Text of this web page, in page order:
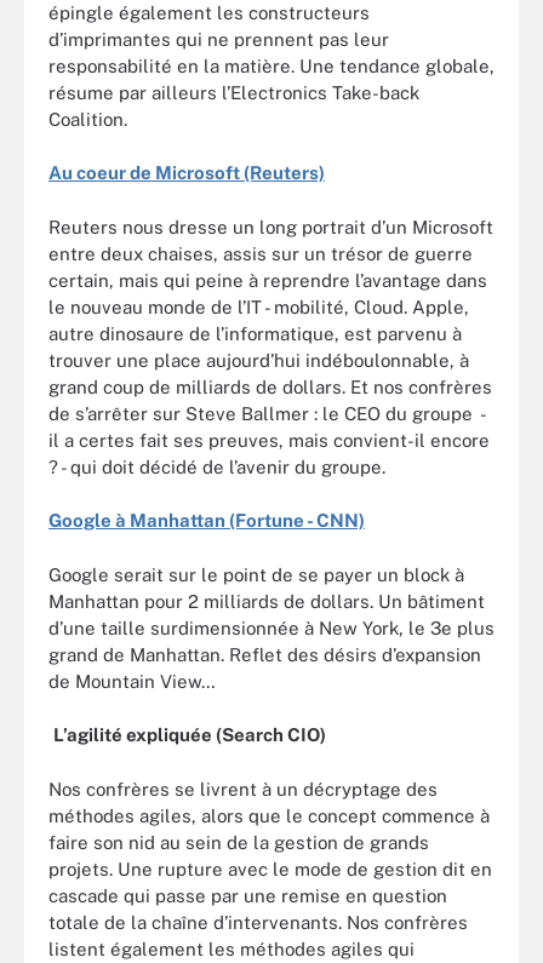
épingle également les constructeurs
d’imprimantes qui ne prennent pas leur
responsabilité en la matière. Une tendance globale,
résume par ailleurs l’Electronics Take-back
Coalition.
Au coeur de Microsoft (Reuters)
Reuters nous dresse un long portrait d’un Microsoft
entre deux chaises, assis sur un trésor de guerre
certain, mais qui peine à reprendre l’avantage dans
le nouveau monde de l’IT - mobilité, Cloud. Apple,
autre dinosaure de l’informatique, est parvenu à
trouver une place aujourd’hui indéboulonnable, à
grand coup de milliards de dollars. Et nos confrères
de s’arrêter sur Steve Ballmer : le CEO du groupe -
il a certes fait ses preuves, mais convient-il encore
? - qui doit décidé de l’avenir du groupe.
Google à Manhattan (Fortune - CNN)
Google serait sur le point de se payer un block à
Manhattan pour 2 milliards de dollars. Un bâtiment
d’une taille surdimensionnée à New York, le 3e plus
grand de Manhattan. Reflet des désirs d’expansion
de Mountain View…
L’agilité expliquée (Search CIO)
Nos confrères se livrent à un décryptage des
méthodes agiles, alors que le concept commence à
faire son nid au sein de la gestion de grands
projets. Une rupture avec le mode de gestion dit en
cascade qui passe par une remise en question
totale de la chaîne d’intervenants. Nos confrères
listent également les méthodes agiles qui